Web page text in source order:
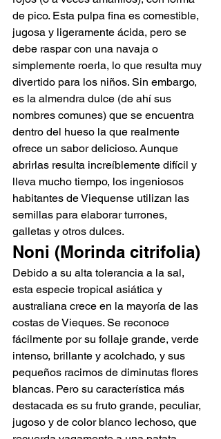
de pico. Esta pulpa fina es comestible,
jugosa y ligeramente ácida, pero se
debe raspar con una navaja o
simplemente roerla, lo que resulta muy
divertido para los niños. Sin embargo,
es la almendra dulce (de ahí sus
nombres comunes) que se encuentra
dentro del hueso la que realmente
ofrece un sabor delicioso. Aunque
abrirlas resulta increíblemente difícil y
lleva mucho tiempo, los ingeniosos
habitantes de Viequense utilizan las
semillas para elaborar turrones,
galletas y otros dulces.
Noni (Morinda citrifolia)
Debido a su alta tolerancia a la sal,
esta especie tropical asiática y
australiana crece en la mayoría de las
costas de Vieques. Se reconoce
fácilmente por su follaje grande, verde
intenso, brillante y acolchado, y sus
pequeños racimos de diminutas flores
blancas. Pero su característica más
destacada es su fruto grande, peculiar,
jugoso y de color blanco lechoso, que